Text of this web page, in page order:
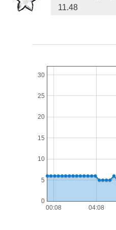
11.48
00:08 04:08
0
5
10
15
20
25
30